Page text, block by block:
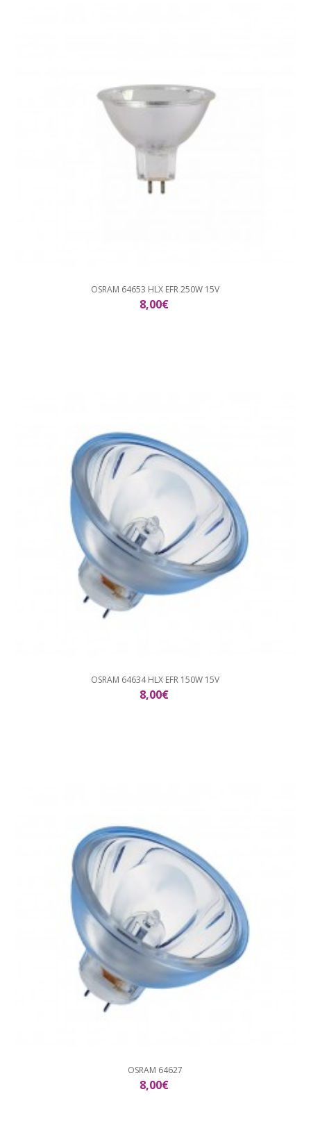
OSRAM 64653 HLX EFR 250W 15V
8,00€
OSRAM 64634 HLX EFR 150W 15V
8,00€
OSRAM 64627
8,00€